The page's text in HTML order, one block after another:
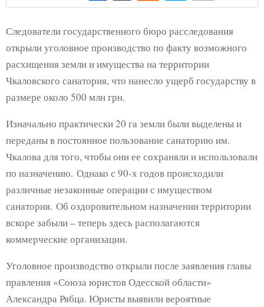
Следователи государственного бюро расследования
открыли уголовное производство по факту возможного
расхищения земли и имущества на территории
Чкаловского санатория, что нанесло ущерб государству в
размере около 500 млн грн.
Изначально практически 20 га земли были выделены и
переданы в постоянное пользование санаторию им.
Чкалова для того, чтобы они ее сохраняли и использовали
по назначению. Однако с 90-х годов происходили
различные незаконные операции с имуществом
санатория. Об оздоровительном назначении территории
вскоре забыли – теперь здесь располагаются
коммерческие организации.
Уголовное производство открыли после заявления главы
правления «Союза юристов Одесской области»
Александра Рябца. Юристы выявили вероятные